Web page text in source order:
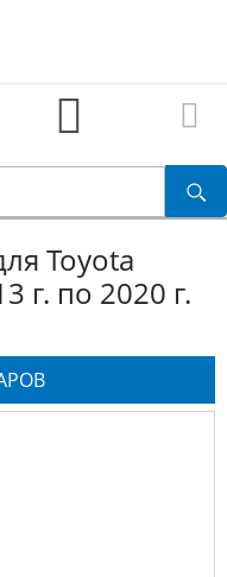
Toyota
г. по 2020 г.